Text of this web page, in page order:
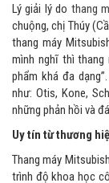
Lý giải lý do thang
chuộng, chị Thúy
thang máy
mình nghĩ thì thang
phẩm khá đa
như: Otis, Kone,
những phản hồi và
Uy tín từ thương
Thang máy
trình độ khoa học